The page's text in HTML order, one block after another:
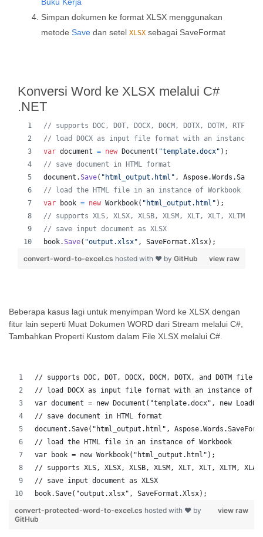
Simpan dokumen ke format XLSX menggunakan
metode Save dan setel XLSX sebagai SaveFormat
Konversi Word ke XLSX melalui C#
.NET
// supports DOC, DOT, DOCX, DOCM, DOTX, DOTM, RTF,
// load DOCX as input file format with an instance of
var document = new Document ( "template.docx" ) ;
// save document in HTML format
document .Save( "html_output.html" , Aspose.Words .
// load the HTML file in an instance of Workbook
var
book = new Workbook( "html_output.html" ) ;
// supports XLS, XLSX, XLSB, XLSM, XLT, XLT, XLTM,
// save input document as XLSX
book.Save( "output.xlsx" , SaveFormat .Xlsx) ;
view raw
convert-word-to-excel.cs hosted with ❤ by GitHub
Beberapa kasus lagi untuk menyimpan Word ke XLSX dengan
fitur lain seperti Muat Dokumen WORD dari Stream melalui C#,
Tambahkan Properti Kustom dalam File XLSX melalui C#.
// supports DOC, DOT, DOCX, DOCM, DOTX, and DOTM file
// load DOCX as input file format with an instance of
var document = new Document("template.docx", new
// save document in HTML format
document.Save("html_output.html",
// load the HTML file in an instance of Workbook
var book = new Workbook("html_output.html");
// supports XLS, XLSX, XLSB, XLSM, XLT, XLT, XLTM,
// save input document as XLSX
book.Save("output.xlsx", SaveFormat.Xlsx);
view raw
convert-protected-word-to-excel.cs hosted with ❤ by
GitHub